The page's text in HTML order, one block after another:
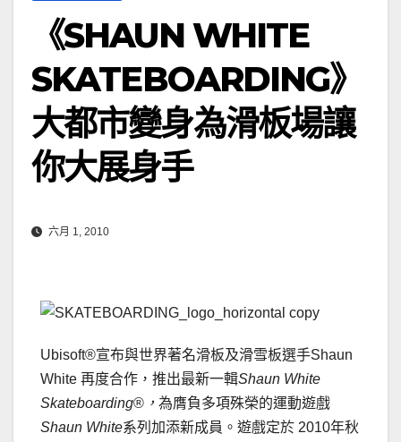
《SHAUN WHITE
SKATEBOARDING》
大都市變身為滑板場讓
你大展身手
六月 1, 2010
Ubisoft®宣布與世界著名滑板及滑雪板選手Shaun
White 再度合作，推出最新一輯Shaun White
Skateboarding® ， 為膺負多項殊榮的運動遊戲
Shaun White系列加添新成員。遊戲定於 2010年秋